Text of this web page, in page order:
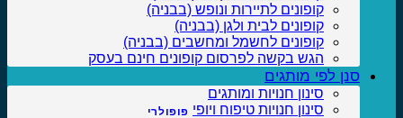
קופונים לתיירות ונופש (בבניה)
קופונים לבית ולגן (בבניה)
קופונים לחשמל ומחשבים (בבניה)
הגש בקשה לפרסום קופונים חינם בעסק
סנן לפי מותגים
סינון חנויות ומותגים
סינון חנויות טיפוח ויופי